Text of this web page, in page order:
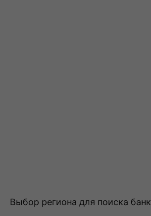
Выбор региона для поиска